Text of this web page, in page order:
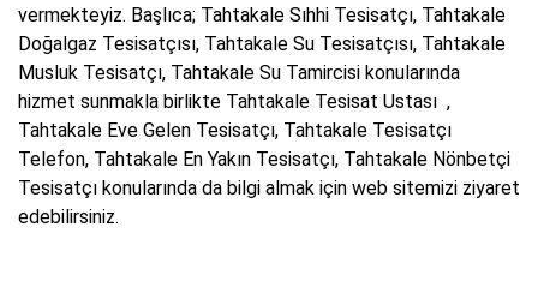
vermekteyiz. Başlıca; Tahtakale Sıhhi Tesisatçı, Tahtakale
Doğalgaz Tesisatçısı, Tahtakale Su Tesisatçısı, Tahtakale
Musluk Tesisatçı, Tahtakale Su Tamircisi konularında
hizmet sunmakla birlikte Tahtakale Tesisat Ustası ,
Tahtakale Eve Gelen Tesisatçı, Tahtakale Tesisatçı
Telefon, Tahtakale En Yakın Tesisatçı, Tahtakale Nönbetçi
Tesisatçı konularında da bilgi almak için web sitemizi ziyaret
edebilirsiniz.